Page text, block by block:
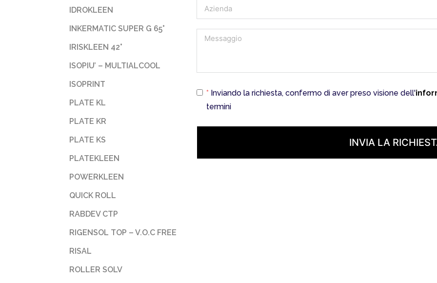
IDROKLEEN
INKERMATIC SUPER G 65°
IRISKLEEN 42°
ISOPIU’ – MULTIALCOOL
ISOPRINT
PLATE KL
PLATE KR
PLATE KS
PLATEKLEEN
POWERKLEEN
QUICK ROLL
RABDEV CTP
RIGENSOL TOP – V.O.C FREE
RISAL
ROLLER SOLV
* Inviando la richiesta, confermo di aver preso visione dell'
termini
INVIA LA